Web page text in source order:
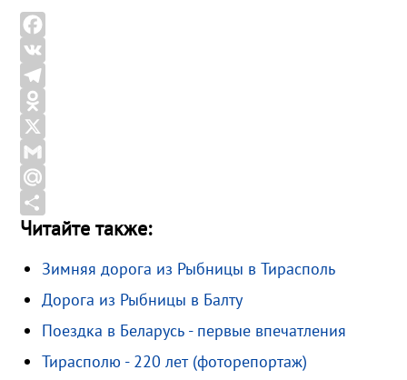
F
a
c
e
b
o
o
k
V
K
T
e
l
e
g
r
m
O
d
n
o
k
a
s
s
n
X
G
m
a
M
a
R
u
О
п
р
а
в
Читайте также:
Зимняя дорога из Рыбницы в Тирасполь
Дорога из Рыбницы в Балту
Поездка в Беларусь - первые впечатления
Тирасполю - 220 лет (фоторепортаж)